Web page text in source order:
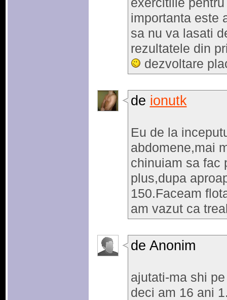
importanta este
sa nu va lasati
rezultatele din
dezvoltare
de ionutk
Eu de la
abdomene,mai
chinuiam sa fac
plus,dupa
150.Faceam
am vazut ca
de Anonim
ajutati-ma shi
deci am 16 ani